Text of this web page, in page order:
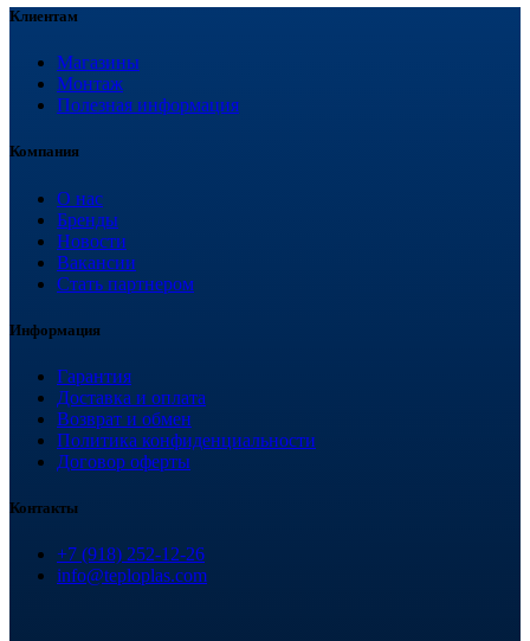
Клиентам
Магазины
Монтаж
Полезная информация
Компания
О нас
Бренды
Новости
Вакансии
Стать партнером
Информация
Гарантия
Доставка и оплата
Возврат и обмен
Политика конфиденциальности
Договор оферты
Контакты
+7 (918) 252-12-26
info@teploplas.com